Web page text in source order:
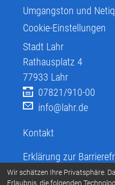
Umgangston und
Cookie-Einstellungen
Stadt Lahr
Rathausplatz 4
77933 Lahr
07821/910-00
info@lahr.de
Kontakt
Erklärung zur
Infos zur
Wir schätzen Ihre Privatsphäre.
Erlaubnis, die folgenden